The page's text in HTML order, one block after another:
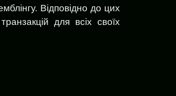
Відповідно до цих
для всіх своїх